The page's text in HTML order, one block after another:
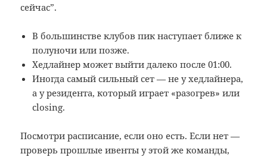
сейчас”.
В большинстве клубов пик наступает ближе к
полуночи или позже.
Хедлайнер может выйти далеко после 01:00.
Иногда самый сильный сет — не у хедлайнера,
а у резидента, который играет «разогрев» или
closing.
Посмотри расписание, если оно есть. Если нет —
проверь прошлые ивенты у этой же команды,